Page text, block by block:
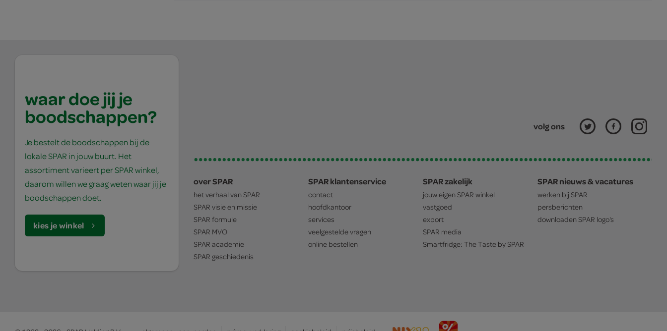
waar doe jij je
boodschappen?
Je bestelt de boodschappen bij de
lokale SPAR in jouw buurt. Het
assortiment varieert per SPAR winkel,
daarom willen we graag weten waar jij je
boodschappen doet.
kies je winkel
volg ons
over SPAR
het verhaal van SPAR
SPAR visie en missie
SPAR formule
SPAR MVO
SPAR academie
SPAR geschiedenis
SPAR klantenservice
contact
hoofdkantoor
services
veelgestelde vragen
online bestellen
SPAR zakelijk
jouw eigen SPAR winkel
vastgoed
export
SPAR media
Smartfridge: The Taste bySPAR
SPAR nieuws & vacatures
werken bij SPAR
persberichten
downloaden SPAR logo's